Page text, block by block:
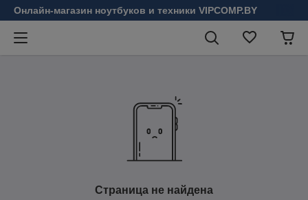
Онлайн-магазин ноутбуков и техники VIPCOMP.BY
Страница не найдена